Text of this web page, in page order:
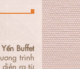
Buffet
trình
ra từ